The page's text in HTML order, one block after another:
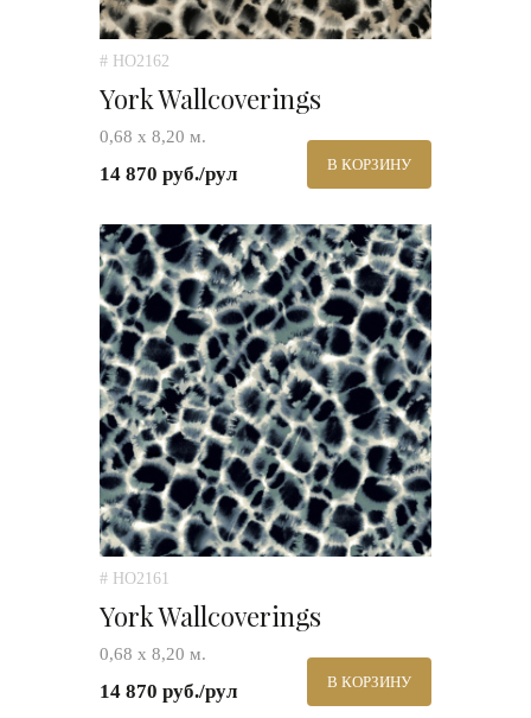
# HO2162
York Wallcoverings
0,68 х 8,20 м.
14 870 руб./рул В КОРЗИНУ
# HO2161
York Wallcoverings
0,68 х 8,20 м.
14 870 руб./рул В КОРЗИНУ